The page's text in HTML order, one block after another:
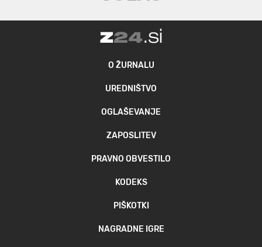
O ŽURNALU
UREDNIŠTVO
OGLAŠEVANJE
ZAPOSLITEV
PRAVNO OBVESTILO
KODEKS
PIŠKOTKI
NAGRADNE IGRE